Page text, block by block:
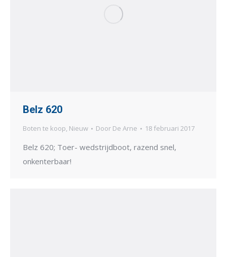
Belz 620
Boten te koop, Nieuw Door De Arne 18 februari 2017
Belz 620; Toer- wedstrijdboot, razend snel,
onkenterbaar!